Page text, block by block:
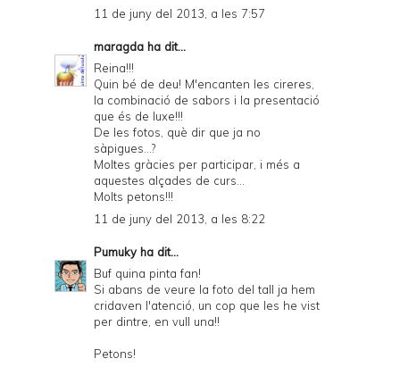
11 de juny del 2013, a les 7:57
maragda ha dit...
Reina!!!
Quin bé de deu! M'encanten les cireres,
la combinació de sabors i la presentació
que és de luxe!!!
De les fotos, què dir que ja no
sàpigues...?
Moltes gràcies per participar, i més a
aquestes alçades de curs...
Molts petons!!!
11 de juny del 2013, a les 8:22
Pumukyha dit...
Buf quina pinta fan!
Si abans de veure la foto del tall ja hem
cridaven l'atenció, un cop que les he vist
per dintre, en vull una!!
Petons!